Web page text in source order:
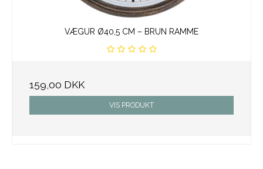
VÆGUR Ø40,5 CM – BRUN RAMME
159,00 DKK
VIS PRODUKT